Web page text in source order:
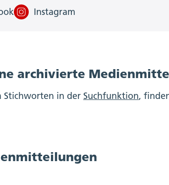
Instagram
archivierte
Stichworten in der Suchfunktion,